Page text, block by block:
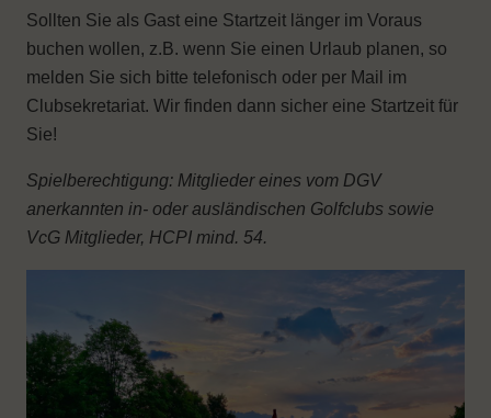
Sollten Sie als Gast eine Startzeit länger im Voraus
buchen wollen, z.B. wenn Sie einen Urlaub planen, so
melden Sie sich bitte telefonisch oder per Mail im
Clubsekretariat. Wir finden dann sicher eine Startzeit für
Sie!
Spielberechtigung: Mitglieder eines vom DGV
anerkannten in- oder ausländischen Golfclubs sowie
VcG Mitglieder, HCPI mind. 54.